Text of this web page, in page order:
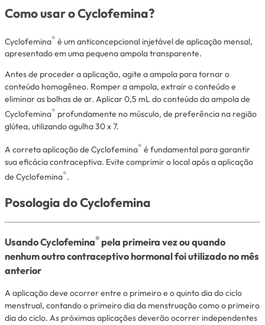
Como usar o Cyclofemina?
Cyclofemina® é um anticoncepcional injetável de aplicação mensal,
apresentado em uma pequena ampola transparente.
Antes de proceder a aplicação, agite a ampola para tornar o
conteúdo homogêneo. Romper a ampola, extrair o conteúdo e
eliminar as bolhas de ar. Aplicar 0,5 mL do conteúdo da ampola de
Cyclofemina® profundamente no músculo, de preferência na região
glútea, utilizando agulha 30 x 7.
A correta aplicação de Cyclofemina® é fundamental para garantir
sua eficácia contraceptiva. Evite comprimir o local após a aplicação
de Cyclofemina®.
Posologia do Cyclofemina
Usando Cyclofemina® pela primeira vez ou quando
nenhum outro contraceptivo hormonal foi utilizado no mês
anterior
A aplicação deve ocorrer entre o primeiro e o quinto dia do ciclo
menstrual, contando o primeiro dia da menstruação como o primeiro
dia do ciclo. As próximas aplicações deverão ocorrer independentes